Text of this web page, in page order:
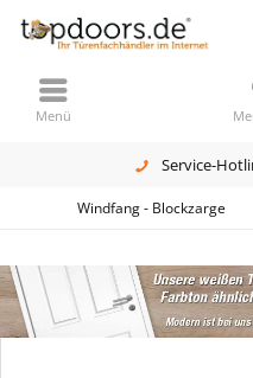
Service-
Menü
Windfang - Blockzarge